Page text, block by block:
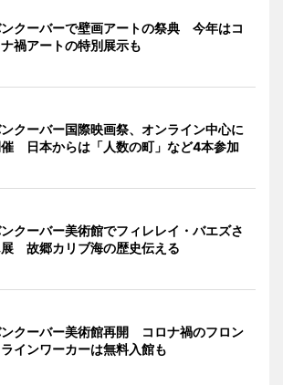
クーバーで壁画アートの祭典 今年はコ
ナ禍アートの特別展示も
クーバー国際映画祭、オンライン中心に
日本からは「人数の町」など4本参加
クーバー美術館でフィレレイ・バエズさ
故郷カリブ海の歴史伝える
クーバー美術館再開 コロナ禍のフロン
ラインワーカーは無料入館も